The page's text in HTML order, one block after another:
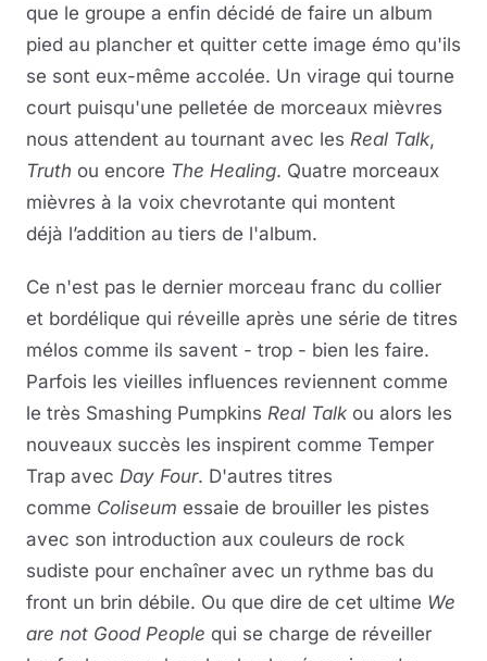
que le groupe a enfin décidé de faire un album
pied au plancher et quitter cette image émo qu'ils
se sont eux-même accolée. Un virage qui tourne
court puisqu'une pelletée de morceaux mièvres
nous attendent au tournant avec les Real Talk,
Truth ou encore The Healing. Quatre morceaux
mièvres à la voix chevrotante qui montent
déjà l’addition au tiers de l'album.
Ce n'est pas le dernier morceau franc du collier
et bordélique qui réveille après une série de titres
mélos comme ils savent - trop - bien les faire.
Parfois les vieilles influences reviennent comme
le très Smashing Pumpkins Real Talk ou alors les
nouveaux succès les inspirent comme Temper
Trap avec Day Four. D'autres titres
comme Coliseum essaie de brouiller les pistes
avec son introduction aux couleurs de rock
sudiste pour enchaîner avec un rythme bas du
front un brin débile. Ou que dire de cet ultime We
are not Good People qui se charge de réveiller